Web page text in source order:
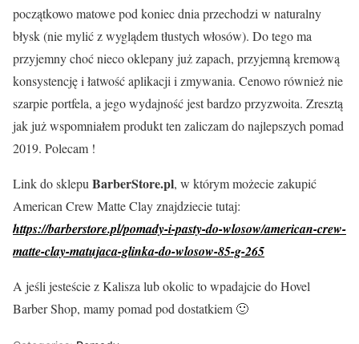
początkowo matowe pod koniec dnia przechodzi w naturalny
błysk (nie mylić z wyglądem tłustych włosów). Do tego ma
przyjemny choć nieco oklepany już zapach, przyjemną kremową
konsystencję i łatwość aplikacji i zmywania. Cenowo również nie
szarpie portfela, a jego wydajność jest bardzo przyzwoita. Zresztą
jak już wspomniałem produkt ten zaliczam do najlepszych pomad
2019. Polecam !
Link do sklepu BarberStore.pl, w którym możecie zakupić
American Crew Matte Clay znajdziecie tutaj:
https://barberstore.pl/pomady-i-pasty-do-wlosow/american-crew-
matte-clay-matujaca-glinka-do-wlosow-85-g-265
A jeśli jesteście z Kalisza lub okolic to wpadajcie do Hovel
Barber Shop, mamy pomad pod dostatkiem 🙂